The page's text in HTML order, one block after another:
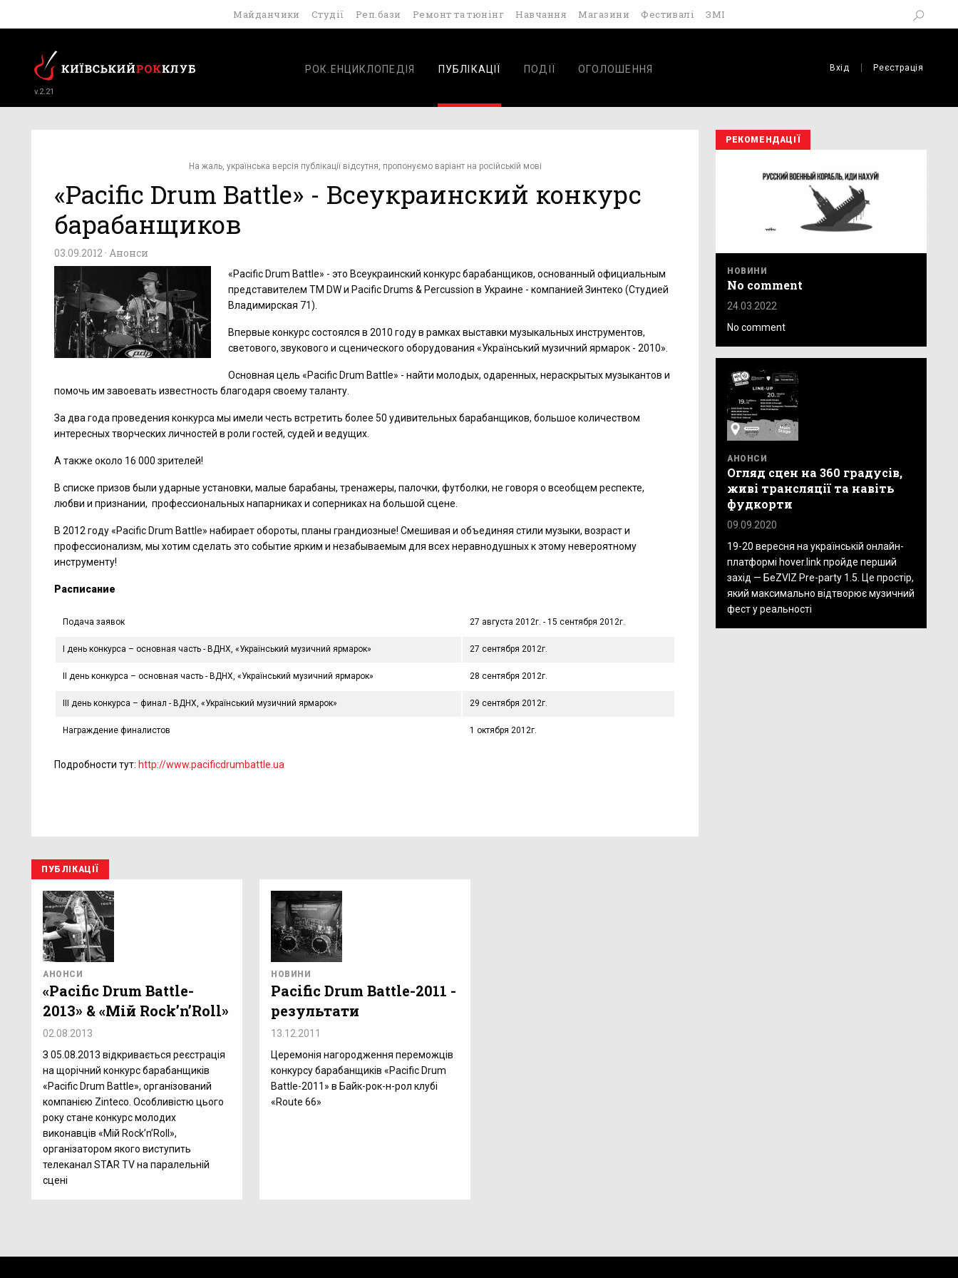
Майданчики Студії Реп.бази Ремонт та тюнінг Навчання Магазини Фестивалі ЗМІ
v.2.21
РОК.ЕНЦИКЛОПЕДІЯ ПУБЛІКАЦІЇ ПОДІЇ ОГОЛОШЕННЯ Вхід Реєстрація
На жаль, українська версія публікації відсутня, пропонуємо варіант на російській мові
«Pacific Drum Battle» - Всеукраинский конкурс
барабанщиков
03.09.2012 · Анонси
«Pacific Drum Battle» - это Всеукраинский конкурс барабанщиков, основанный официальным
представителем ТМ DW и Pacific Drums & Percussion в Украине - компанией Зинтеко (Студией
Владимирская 71).
Впервые конкурс состоялся в 2010 году в рамках выставки музыкальных инструментов,
светового, звукового и сценического оборудования «Український музичний ярмарок - 2010».
Основная цель «Pacific Drum Battle» - найти молодых, одаренных, нераскрытых музыкантов и
помочь им завоевать известность благодаря своему таланту.
За два года проведения конкурса мы имели честь встретить более 50 удивительных барабанщиков, большое количеством
интересных творческих личностей в роли гостей, судей и ведущих.
А также около 16 000 зрителей!
В списке призов были ударные установки, малые барабаны, тренажеры, палочки, футболки, не говоря о всеобщем респекте,
любви и признании, профессиональных напарниках и соперниках на большой сцене.
В 2012 году «Pacific Drum Battle» набирает обороты, планы грандиозные! Смешивая и объединяя стили музыки, возраст и
профессионализм, мы хотим сделать это событие ярким и незабываемым для всех неравнодушных к этому невероятному
инструменту!
Расписание
Подача заявок 27 августа 2012г. - 15 сентября 2012г.
I день конкурса – основная часть - ВДНХ, «Український музичний ярмарок» 27 сентября 2012г.
II день конкурса – основная часть - ВДНХ, «Український музичний ярмарок» 28 сентября 2012г.
III день конкурса – финал - ВДНХ, «Український музичний ярмарок» 29 сентября 2012г.
Награждение финалистов 1 октября 2012г.
Подробности тут: http://www.pacificdrumbattle.ua
ПУБЛІКАЦІЇ
АНОНСИ
«Pacific Drum Battle-
2013» & «Мій Rock’n’Roll»
02.08.2013
З 05.08.2013 відкривається реєстрація
на щорічний конкурс барабанщиків
«Pacific Drum Battle», організований
компанією Zinteco. Особливістю цього
року стане конкурс молодих
виконавців «Мій Rock’n’Roll»,
організатором якого виступить
телеканал STAR TV на паралельній
сцені
НОВИНИ
Pacific Drum Battle-2011 -
результати
13.12.2011
Церемонія нагородження переможців
конкурсу барабанщиків «Pacific Drum
Battle-2011» в Байк-рок-н-рол клубі
«Route 66»
РЕКОМЕНДАЦІЇ
НОВИНИ
No comment
24.03.2022
No comment
АНОНСИ
Огляд сцен на 360 градусів,
живі трансляції та навіть
фудкорти
09.09.2020
19-20 вересня на українській онлайн-
платформі hover.link пройде перший
захід — БеZVIZ Pre-party 1.5. Це простір,
який максимально відтворює музичний
фест у реальності